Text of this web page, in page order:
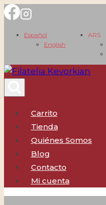
Saltar
contenido
Español
English
ARS
Carrito
Tienda
Quiénes Somos
Blog
Contacto
Mi cuenta